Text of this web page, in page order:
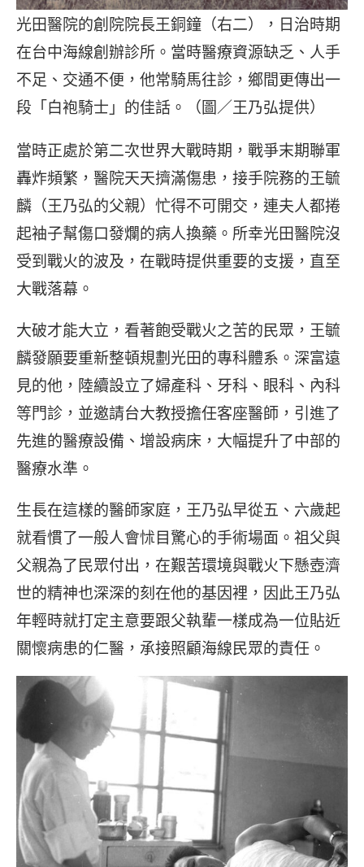
光田醫院的創院院長王銅鐘（右二），日治時期
在台中海線創辦診所。當時醫療資源缺乏、人手
不足、交通不便，他常騎馬往診，鄉間更傳出一
段「白袍騎士」的佳話。（圖／王乃弘提供）
當時正處於第二次世界大戰時期，戰爭末期聯軍
轟炸頻繁，醫院天天擠滿傷患，接手院務的王毓
麟（王乃弘的父親）忙得不可開交，連夫人都捲
起袖子幫傷口發爛的病人換藥。所幸光田醫院沒
受到戰火的波及，在戰時提供重要的支援，直至
大戰落幕。
大破才能大立，看著飽受戰火之苦的民眾，王毓
麟發願要重新整頓規劃光田的專科體系。深富遠
見的他，陸續設立了婦產科、牙科、眼科、內科
等門診，並邀請台大教授擔任客座醫師，引進了
先進的醫療設備、增設病床，大幅提升了中部的
醫療水準。
生長在這樣的醫師家庭，王乃弘早從五、六歲起
就看慣了一般人會怵目驚心的手術場面。祖父與
父親為了民眾付出，在艱苦環境與戰火下懸壺濟
世的精神也深深的刻在他的基因裡，因此王乃弘
年輕時就打定主意要跟父執輩一樣成為一位貼近
關懷病患的仁醫，承接照顧海線民眾的責任。